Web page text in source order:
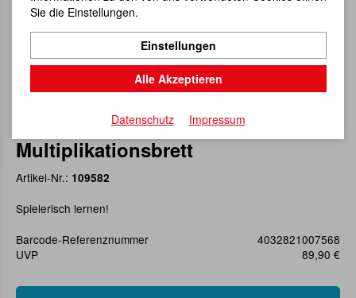
Kasten m. Perlenstäb. z.
Multiplikationsbrett
Artikel-Nr.: 109582
Spielerisch lernen!
Barcode-Referenznummer
4032821007568
UVP
89,90 €
Sie die Einstellungen.
Einstellungen
Alle Akzeptieren
Datenschutz Impressum